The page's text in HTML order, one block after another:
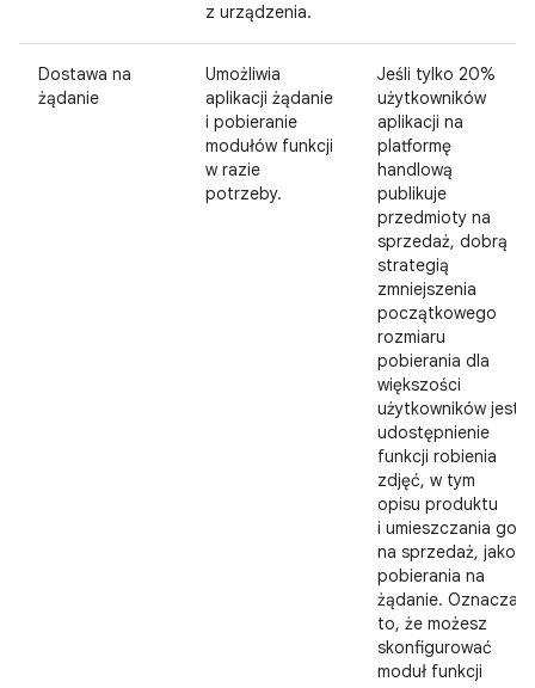
z urządzenia.
Dostawa na
żądanie
Umożliwia
aplikacji żądanie
i pobieranie
modułów funkcji
w razie
potrzeby.
Jeśli tylko 20%
użytkowników
aplikacji na
platformę
handlową
publikuje
przedmioty na
sprzedaż, dobrą
strategią
zmniejszenia
początkowego
rozmiaru
pobierania dla
większości
użytkowników jest
udostępnienie
funkcji robienia
zdjęć, w tym
opisu produktu
i umieszczania go
na sprzedaż, jako
pobierania na
żądanie. Oznacza
to, że możesz
skonfigurować
moduł funkcji